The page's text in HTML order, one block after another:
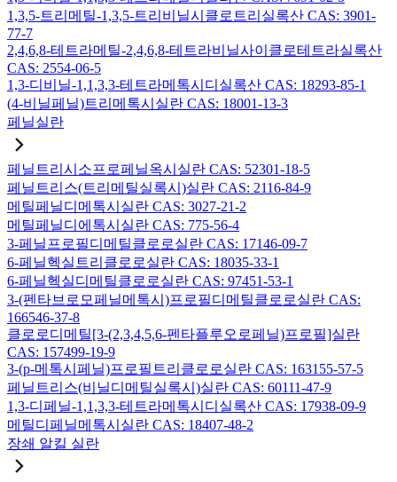
1,3,5-트리메틸-1,3,5-트리비닐시클로트리실록산 CAS: 3901-
77-7
2,4,6,8-테트라메틸-2,4,6,8-테트라비닐사이클로테트라실록산
CAS: 2554-06-5
1,3-디비닐-1,1,3,3-테트라메톡시디실록산 CAS: 18293-85-1
(4-비닐페닐)트리메톡시실란 CAS: 18001-13-3
페닐실란
페닐트리시소프로페닐옥시실란 CAS: 52301-18-5
페닐트리스(트리메틸실록시)실란 CAS: 2116-84-9
메틸페닐디메톡시실란 CAS: 3027-21-2
메틸페닐디에톡시실란 CAS: 775-56-4
3-페닐프로필디메틸클로로실란 CAS: 17146-09-7
6-페닐헥실트리클로로실란 CAS: 18035-33-1
6-페닐헥실디메틸클로로실란 CAS: 97451-53-1
3-(펜타브로모페닐메톡시)프로필디메틸클로로실란 CAS:
166546-37-8
클로로디메틸[3-(2,3,4,5,6-펜타플루오로페닐)프로필]실란
CAS: 157499-19-9
3-(p-메톡시페닐)프로필트리클로로실란 CAS: 163155-57-5
페닐트리스(비닐디메틸실록시)실란 CAS: 60111-47-9
1,3-디페닐-1,1,3,3-테트라메톡시디실록산 CAS: 17938-09-9
메틸디페닐메톡시실란 CAS: 18407-48-2
장쇄 알킬 실란